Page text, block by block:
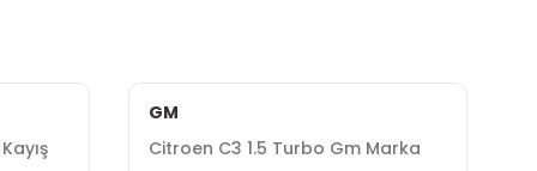
GM
Citroen C3 1.5 Turbo Gm Marka